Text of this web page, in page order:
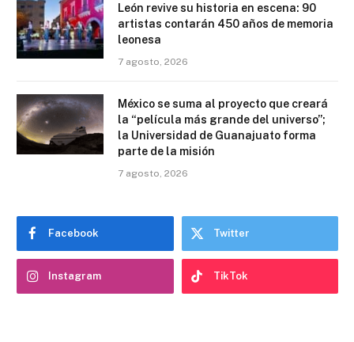
León revive su historia en escena: 90
artistas contarán 450 años de memoria
leonesa
7 agosto, 2026
México se suma al proyecto que creará
la “película más grande del universo”;
la Universidad de Guanajuato forma
parte de la misión
7 agosto, 2026
Facebook Twitter
Instagram TikTok